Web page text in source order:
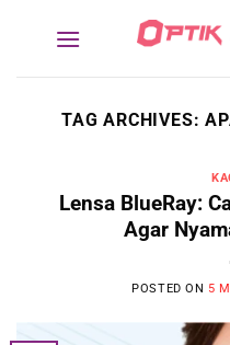
TAG ARCHIVES:
Lensa BlueRay:
Agar
POSTED ON 5